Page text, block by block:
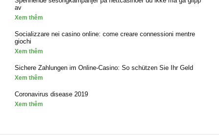
av
Xem thêm
Socializzare nei casino online: come creare connessioni mentre
giochi
Xem thêm
Sichere Zahlungen im Online-Casino: So schützen Sie Ihr Geld
Xem thêm
Coronavirus disease 2019
Xem thêm